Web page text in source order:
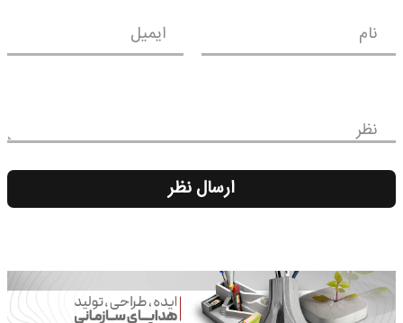
نام ایمیل
نظر
ارسال نظر